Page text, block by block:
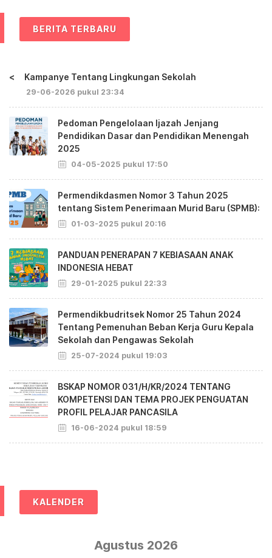
BERITA TERBARU
< Kampanye Tentang Lingkungan Sekolah
29-06-2026 pukul 23:34
Pedoman Pengelolaan Ijazah Jenjang
Pendidikan Dasar dan Pendidikan Menengah
2025
04-05-2025 pukul 17:50
Permendikdasmen Nomor 3 Tahun 2025
tentang Sistem Penerimaan Murid Baru (SPMB):
01-03-2025 pukul 20:16
PANDUAN PENERAPAN 7 KEBIASAAN ANAK
INDONESIA HEBAT
29-01-2025 pukul 22:33
Permendikbudritsek Nomor 25 Tahun 2024
Tentang Pemenuhan Beban Kerja Guru Kepala
Sekolah dan Pengawas Sekolah
25-07-2024 pukul 19:03
BSKAP NOMOR 031/H/KR/2024 TENTANG
KOMPETENSI DAN TEMA PROJEK PENGUATAN
PROFIL PELAJAR PANCASILA
16-06-2024 pukul 18:59
KALENDER
Agustus 2026